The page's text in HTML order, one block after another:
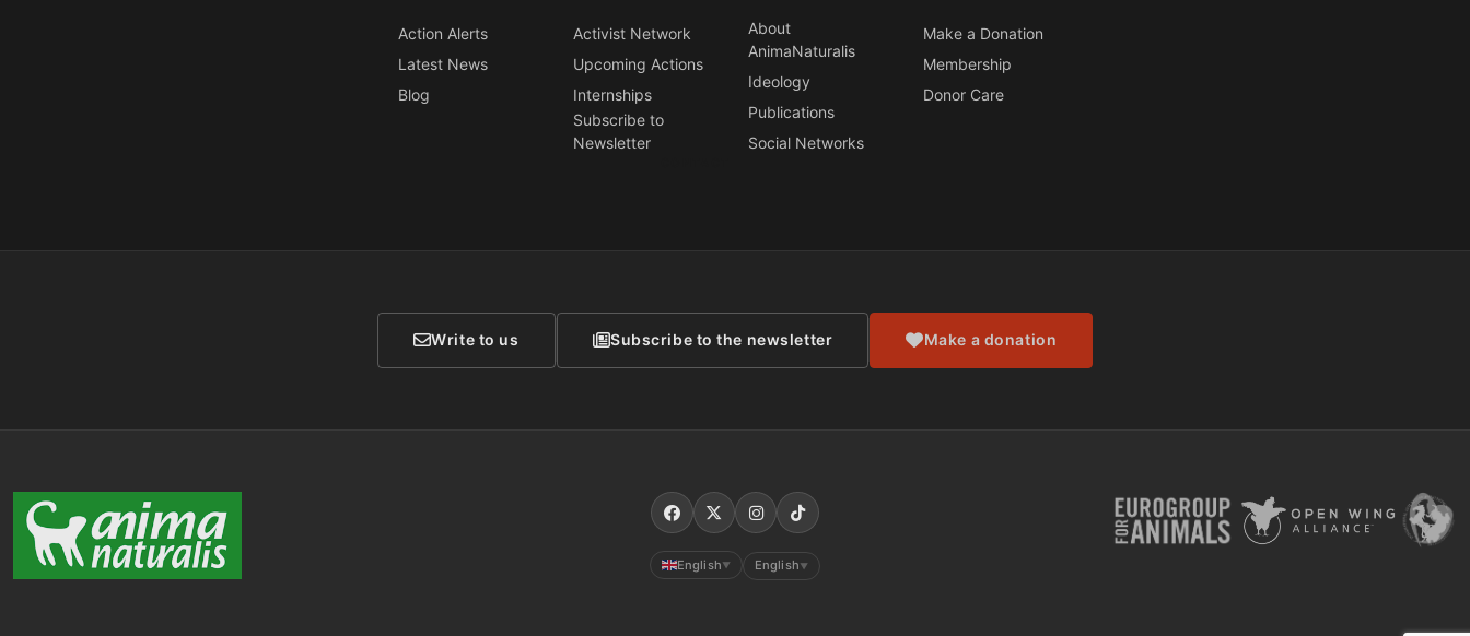
Action Alerts
Latest News
Blog
Activist Network
Upcoming Actions
Internships
Subscribe to
Newsletter
About
AnimaNaturalis
Ideology
Publications
Social Networks
Make a Donation
Membership
Donor Care
Write to us Subscribe to the newsletter Make a donation
English ▼ English ▼